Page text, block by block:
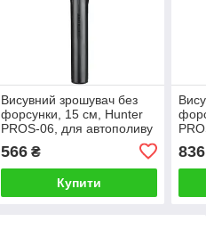
Висувний зрошувач без
форсунки, 15 см, Hunter
PROS-06, для автополиву
(спринклер для поливу)
566₴
Купити
836